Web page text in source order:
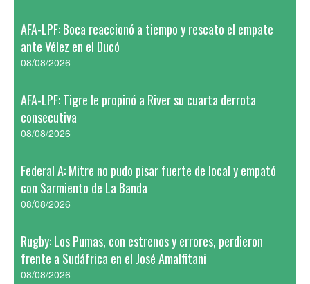
AFA-LPF: Boca reaccionó a tiempo y rescato el empate
ante Vélez en el Ducó
08/08/2026
AFA-LPF: Tigre le propinó a River su cuarta derrota
consecutiva
08/08/2026
Federal A: Mitre no pudo pisar fuerte de local y empató
con Sarmiento de La Banda
08/08/2026
Rugby: Los Pumas, con estrenos y errores, perdieron
frente a Sudáfrica en el José Amalfitani
08/08/2026